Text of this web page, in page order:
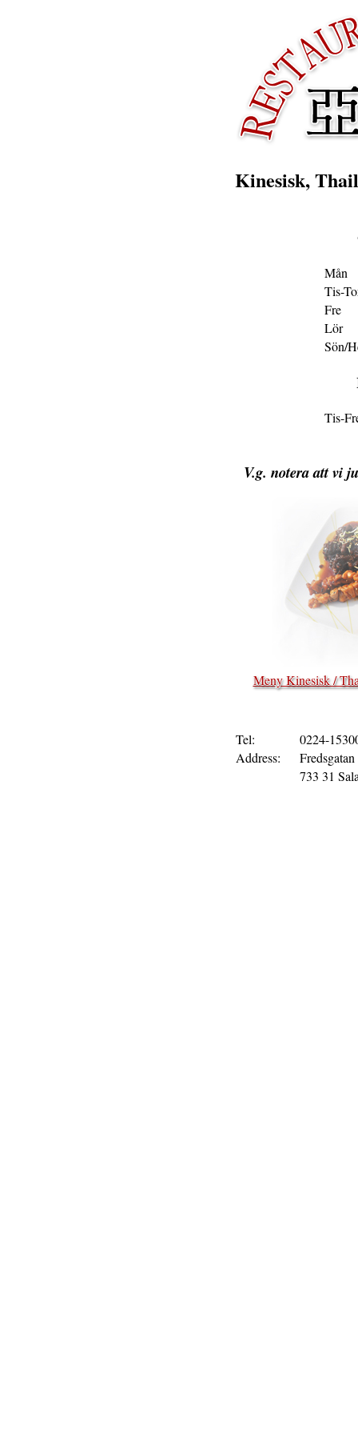
Kinesisk,
Mån
Tis-
Fre
Lör
Sön/
Tis-
V.g. notera att vi
Meny Kinesisk /
Tel:
0224-
Address:
733 31